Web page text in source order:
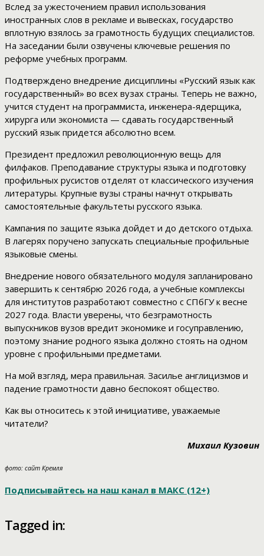
Вслед за ужесточением правил использования
иностранных слов в рекламе и вывесках, государство
вплотную взялось за грамотность будущих специалистов.
На заседании были озвучены ключевые решения по
реформе учебных программ.
Подтверждено внедрение дисциплины «Русский язык как
государственный» во всех вузах страны. Теперь не важно,
учится студент на программиста, инженера-ядерщика,
хирурга или экономиста — сдавать государственный
русский язык придется абсолютно всем.
Президент предложил революционную вещь для
филфаков. Преподавание структуры языка и подготовку
профильных русистов отделят от классического изучения
литературы. Крупные вузы страны начнут открывать
самостоятельные факультеты русского языка.
Кампания по защите языка дойдет и до детского отдыха.
В лагерях поручено запускать специальные профильные
языковые смены.
Внедрение нового обязательного модуля запланировано
завершить к сентябрю 2026 года, а учебные комплексы
для институтов разработают совместно с СПбГУ к весне
2027 года. Власти уверены, что безграмотность
выпускников вузов вредит экономике и госуправлению,
поэтому знание родного языка должно стоять на одном
уровне с профильными предметами.
На мой взгляд, мера правильная. Засилье англицизмов и
падение грамотности давно беспокоят общество.
Как вы относитесь к этой инициативе, уважаемые
читатели?
Михаил Кузовин
фото: сайт Кремля
Подписывайтесь на наш канал в МАКС (12+)
Tagged in: